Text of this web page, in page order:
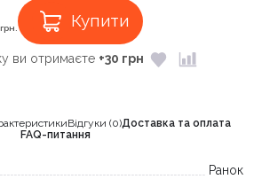
грн. Купити
ви отримаєте +30 грн
Відгуки (0)Доставка та оплата
FAQ-питання
Ранок